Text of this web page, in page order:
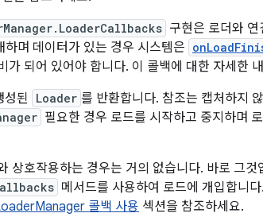
구현은 로더와
며 데이터가 있는 경우 시스템은
가 되어 있어야 합니다. 이 콜백에 대한 자세한
성된 Loader 를 반환합니다. 참조는 캡처하지
필요한 경우 로드를 시작하고 중지하며
상호작용하는 경우는 거의 없습니다. 바로 그것
메서드를 사용하여 로드에 개입합니
콜백 사용 섹션을 참조하세요.